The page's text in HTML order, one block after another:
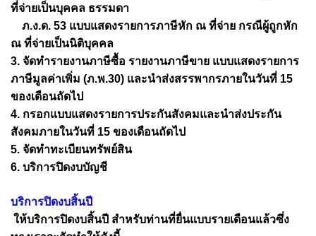
ที่จ่ายเป็นบุคคล ธรรมดา
ภ.ง.ด. 53 แบบแสดงรายการภาษีหัก ณ ที่จ่าย กรณีผู้ถูกหัก
ณ ที่จ่ายเป็นนิติบุคคล
3. จัดทำรายงานภาษีซื้อ รายงานภาษีขาย แบบแสดงรายการ
ภาษีมูลค่าเพิ่ม (ภ.พ.30) และนำส่งสรรพากรภายในวันที่ 15
ของเดือนถัดไป
4. กรอกแบบแสดงรายการประกันสังคมและนำส่งประกัน
สังคมภายในวันที่ 15 ของเดือนถัดไป
5. จัดทำทะเบียนทรัพย์สิน
6. บริการปิดงบบัญชี
บริการปิดงบสิ้นปี
ให้บริการปิดงบสิ้นปี สำหรับท่านที่ยื่นแบบรายเดือนแล้วซึ่ง